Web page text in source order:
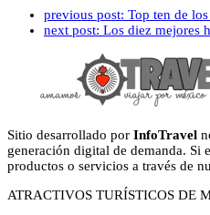
previous post: Top ten de
next post: Los diez mejores
Sitio desarrollado por InfoTravel
generación digital de demanda. Si
productos o servicios a través de
ATRACTIVOS TURÍSTICOS DE